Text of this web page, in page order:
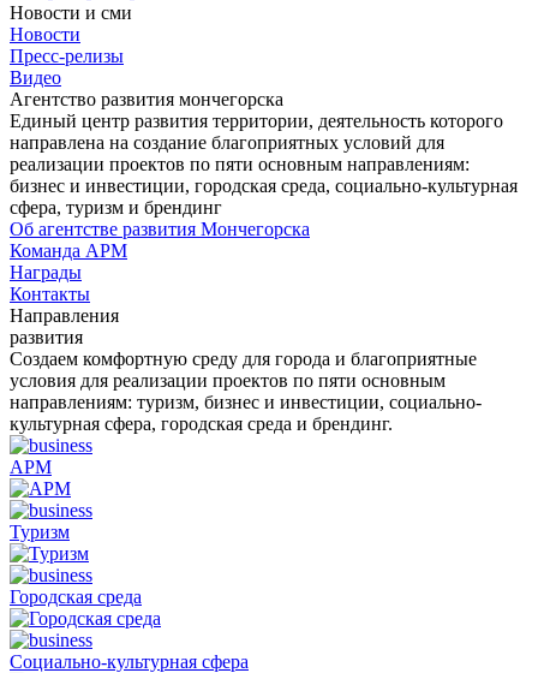
Новости и сми
Новости
Пресс-релизы
Видео
Агентство развития мончегорска
Единый центр развития территории, деятельность которого
направлена на создание благоприятных условий для
реализации проектов по пяти основным направлениям:
бизнес и инвестиции, городская среда, социально-культурная
сфера, туризм и брендинг
Об агентстве развития Мончегорска
Команда АРМ
Награды
Контакты
Направления
развития
Создаем комфортную среду для города и благоприятные
условия для реализации проектов по пяти основным
направлениям: туризм, бизнес и инвестиции, социально-
культурная сфера, городская среда и брендинг.
АРМ
Туризм
Городская среда
Социально-культурная сфера